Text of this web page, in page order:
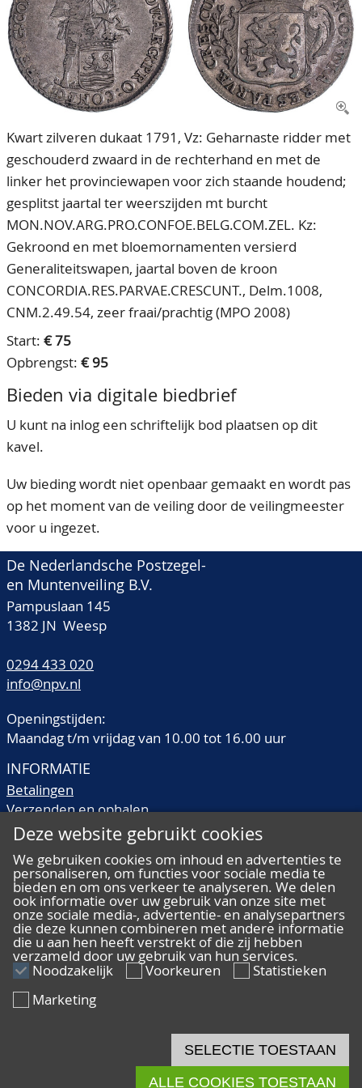
Ons Team
80 jarig bestaan
CONTACT
ACCOUNT
Kwart zilveren dukaat 1791, Vz: Geharnaste ridder met
geschouderd zwaard in de rechterhand en met de
linker het provinciewapen voor zich staande houdend;
gesplitst jaartal ter weerszijden mt burcht
MON.NOV.ARG.PRO.CONFOE.BELG.COM.ZEL. Kz:
Gekroond en met bloemornamenten versierd
Generaliteitswapen, jaartal boven de kroon
CONCORDIA.RES.PARVAE.CRESCUNT., Delm.1008,
CNM.2.49.54, zeer fraai/prachtig (MPO 2008)
Start: € 75
Opbrengst: € 95
Bieden via digitale biedbrief
U kunt na inlog een schriftelijk bod plaatsen op dit
kavel.
Uw bieding wordt niet openbaar gemaakt en wordt pas
op het moment van de veiling door de veilingmeester
voor u ingezet.
De Nederlandsche Postzegel-
en Muntenveiling B.V.
Pampuslaan 145
1382 JN Weesp
0294 433 020
info@npv.nl
Openingstijden:
Maandag t/m vrijdag van 10.00 tot 16.00 uur
INFORMATIE
Betalingen
Verzenden en ophalen
Veilingtermen
Kwaliteitsomschrijvingen
Veelgestelde vragen
ALGEMEEN
Algemene voorwaarden
Deze website gebruikt cookies
We gebruiken cookies om inhoud en advertenties te
personaliseren, om functies voor sociale media te
bieden en om ons verkeer te analyseren. We delen
ook informatie over uw gebruik van onze site met
onze sociale media-, advertentie- en analysepartners
die deze kunnen combineren met andere informatie
die u aan hen heeft verstrekt of die zij hebben
verzameld door uw gebruik van hun services.
Noodzakelijk Voorkeuren
Statistieken
Marketing
SELECTIE TOESTAAN
ALLE COOKIES TOESTAAN